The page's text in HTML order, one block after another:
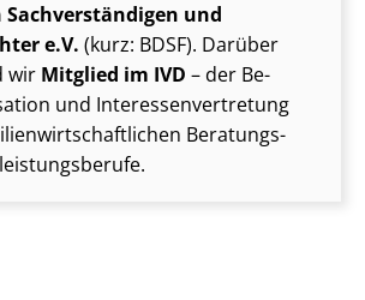
Sach­ver­stän­di­gen und
e.V. (kurz: BDSF). Darüber
wir Mitglied im IVD – der Be­
und In­ter­es­sen­ver­tre­tung
Beratungs-